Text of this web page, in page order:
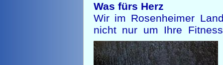
Was fürs Herz
Wir im Rosenheimer
nicht nur um Ihre